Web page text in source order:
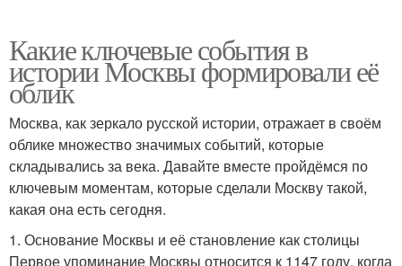
Какие ключевые события в
истории Москвы формировали её
облик
Москва, как зеркало русской истории, отражает в своём
облике множество значимых событий, которые
складывались за века. Давайте вместе пройдёмся по
ключевым моментам, которые сделали Москву такой,
какая она есть сегодня.
1. Основание Москвы и её становление как столицы
Первое упоминание Москвы относится к 1147 году, когда